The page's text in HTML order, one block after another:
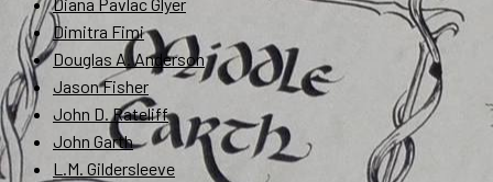
Diana Pavlac Glyer
Dimitra Fimi
Douglas A. Anderson
Jason Fisher
John D. Rateliff
John Garth
L.M. Gildersleeve